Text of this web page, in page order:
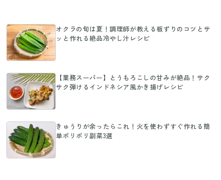
オクラの旬は夏！調理師が教える板ずりのコツとサ
ッと作れる絶品冷やし汁レシピ
【業務スーパー】とうもろこしの甘みが絶品！サク
サク弾けるインドネシア風かき揚げレシピ
きゅうりが余ったらこれ！火を使わずすぐ作れる簡
単ポリポリ副菜3選